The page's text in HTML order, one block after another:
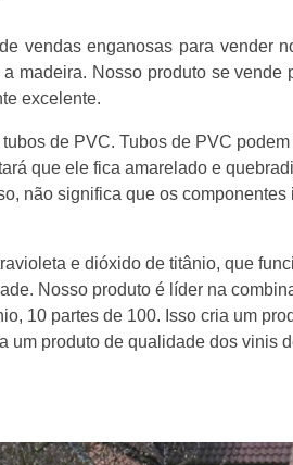
vendas enganosas para vender
madeira. Nosso produto se vende
excelente.
de PVC. Tubos de PVC
que ele fica amarelado e
não significa que os
e dióxido de titânio, que
Nosso produto é líder na
10 partes de 100. Isso cria um
um produto de qualidade dos vinis